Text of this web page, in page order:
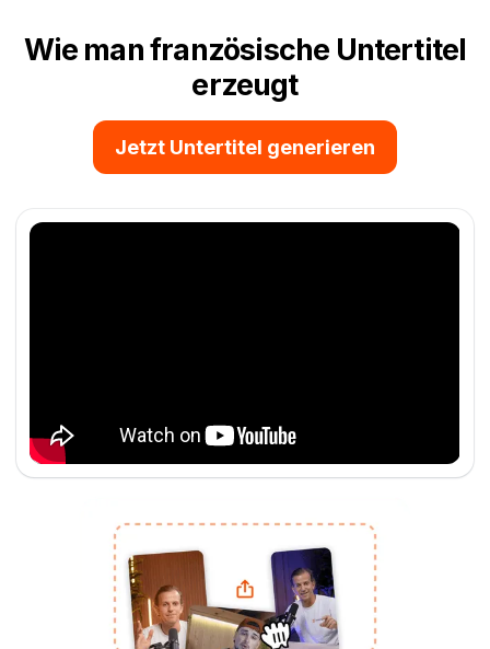
Wie man französische Untertitel
erzeugt
Jetzt Untertitel generieren